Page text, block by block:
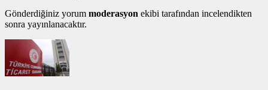
Gönderdiğiniz yorum moderasyon ekibi tarafından incelendikten
sonra yayınlanacaktır.